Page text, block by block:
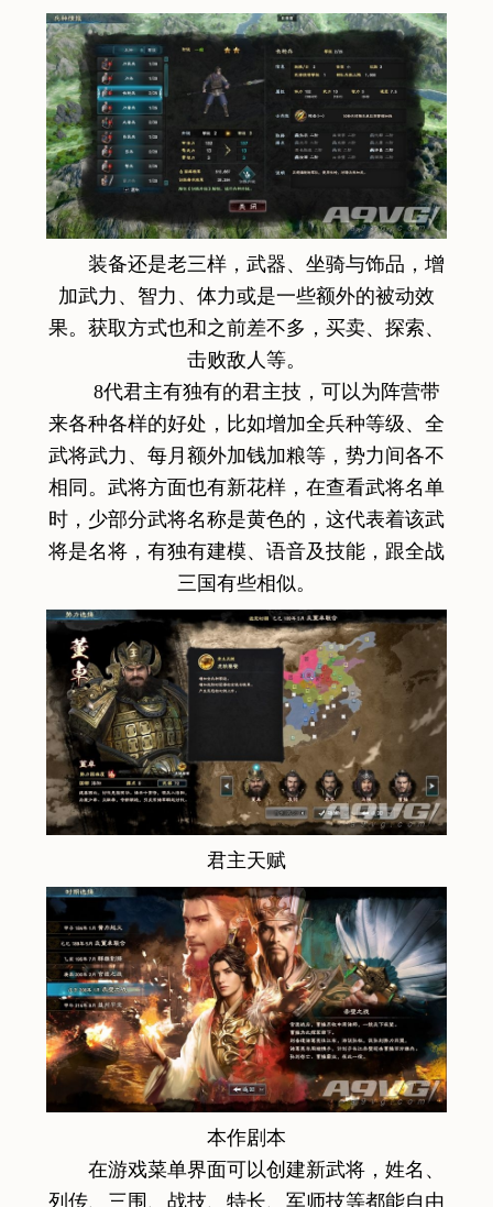
装备还是老三样，武器、坐骑与饰品，增
加武力、智力、体力或是一些额外的被动效
果。获取方式也和之前差不多，买卖、探索、
击败敌人等。
8代君主有独有的君主技，可以为阵营带
来各种各样的好处，比如增加全兵种等级、全
武将武力、每月额外加钱加粮等，势力间各不
相同。武将方面也有新花样，在查看武将名单
时，少部分武将名称是黄色的，这代表着该武
将是名将，有独有建模、语音及技能，跟全战
三国有些相似。
君主天赋
本作剧本
在游戏菜单界面可以创建新武将，姓名、
列传、三围、战技、特长、军师技等都能自由